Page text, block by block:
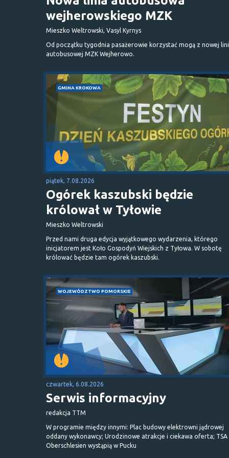
wejherowskiego MZK
Mieszko Weltrowski, Vasyl Kyrnys
Od początku tygodnia pasażerowie korzystać mogą z nowej
autobusowej MZK Wejherowo.
GMINA KROKOWA
piątek, 7.08.2026
Ogórek kaszubski będzie
królował w Tyłowie
Mieszko Weltrowski
Przed nami druga edycja wyjątkowego wydarzenia, którego
inicjatorem jest Koło Gospodyń Wiejskich z Tyłowa. W sobotę
królować będzie tam ogórek kaszubski.
WOJEWÓDZTWO POMORSKIE
czwartek, 6.08.2026
Serwis informacyjny
redakcja TTM
W programie między innymi: Plac budowy elektrowni jądrowej
oddany wykonawcy; Urodzinowe atrakcje i ciekawa oferta; TSA
Oberschlesien wystąpią w Pucku